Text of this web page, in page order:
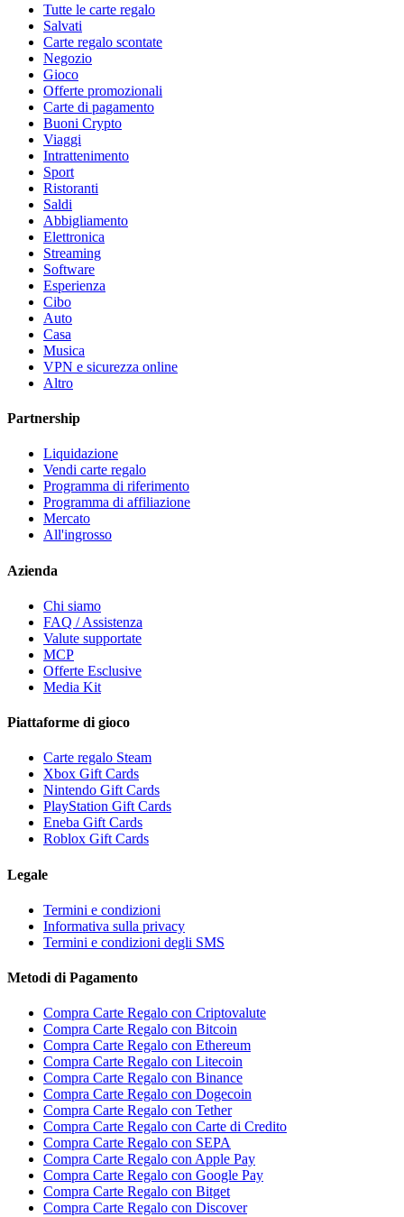
Tutte le carte regalo
Salvati
Carte regalo scontate
Negozio
Gioco
Offerte promozionali
Carte di pagamento
Buoni Crypto
Viaggi
Intrattenimento
Sport
Ristoranti
Saldi
Abbigliamento
Elettronica
Streaming
Software
Esperienza
Cibo
Auto
Casa
Musica
VPN e sicurezza online
Altro
Partnership
Liquidazione
Vendi carte regalo
Programma di riferimento
Programma di affiliazione
Mercato
All'ingrosso
Azienda
Chi siamo
FAQ / Assistenza
Valute supportate
MCP
Offerte Esclusive
Media Kit
Piattaforme di gioco
Carte regalo Steam
Xbox Gift Cards
Nintendo Gift Cards
PlayStation Gift Cards
Eneba Gift Cards
Roblox Gift Cards
Legale
Termini e condizioni
Informativa sulla privacy
Termini e condizioni degli SMS
Metodi di Pagamento
Compra Carte Regalo con Criptovalute
Compra Carte Regalo con Bitcoin
Compra Carte Regalo con Ethereum
Compra Carte Regalo con Litecoin
Compra Carte Regalo con Binance
Compra Carte Regalo con Dogecoin
Compra Carte Regalo con Tether
Compra Carte Regalo con Carte di Credito
Compra Carte Regalo con SEPA
Compra Carte Regalo con Apple Pay
Compra Carte Regalo con Google Pay
Compra Carte Regalo con Bitget
Compra Carte Regalo con Discover